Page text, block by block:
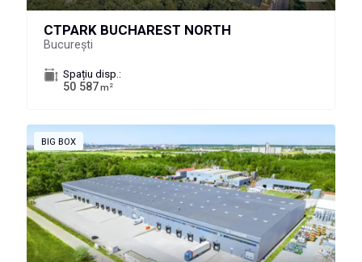
CTPARK BUCHAREST NORTH
București
Spațiu disp.:
50 587m 2
BIG BOX